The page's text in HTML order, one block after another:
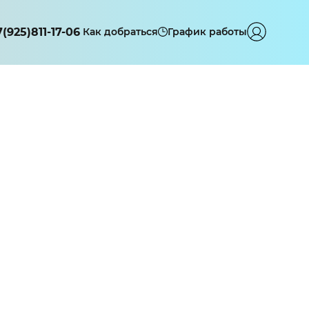
17-06 Как добраться График работы